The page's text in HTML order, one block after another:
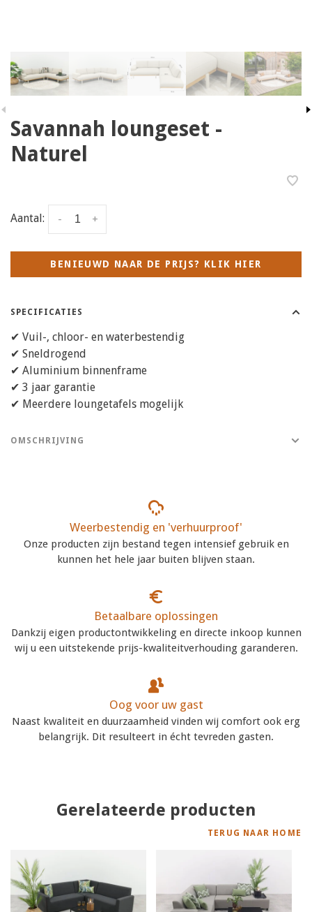
Savannah loungeset -
Naturel
Aantal: +
-
BENIEUWD NAAR DE PRIJS? KLIK HIER
SPECIFICATIES
✔ Vuil-, chloor- en waterbestendig
✔ Sneldrogend
✔ Aluminium binnenframe
✔ 3 jaar garantie
✔ Meerdere loungetafels mogelijk
OMSCHRIJVING
Weerbestendig en 'verhuurproof'
Onze producten zijn bestand tegen intensief gebruik en
kunnen het hele jaar buiten blijven staan.
Betaalbare oplossingen
Dankzij eigen productontwikkeling en directe inkoop kunnen
wij u een uitstekende prijs-kwaliteitverhouding garanderen.
Oog voor uw gast
Naast kwaliteit en duurzaamheid vinden wij comfort ook erg
belangrijk. Dit resulteert in écht tevreden gasten.
Gerelateerde producten
TERUG NAAR HOME